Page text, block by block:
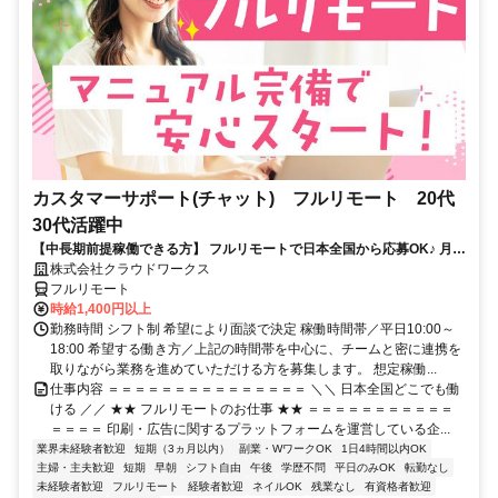
カスタマーサポート(チャット) フルリモート 20代
30代活躍中
【中長期前提稼働できる方】 フルリモートで日本全国から応募OK♪ 月稼
働120時間で安定収入！
株式会社クラウドワークス
フルリモート
時給1,400円以上
勤務時間 シフト制 希望により面談で決定 稼働時間帯／平日10:00～
18:00 希望する働き方／上記の時間帯を中心に、チームと密に連携を
取りながら業務を進めていただける方を募集します。 想定稼働...
仕事内容 ＝＝＝＝＝＝＝＝＝＝＝＝＝＝＝ ＼＼ 日本全国どこでも働
ける ／／ ★★ フルリモートのお仕事 ★★ ＝＝＝＝＝＝＝＝＝＝＝
＝＝＝＝ 印刷・広告に関するプラットフォームを運営している企...
業界未経験者歓迎 短期（3ヵ月以内） 副業・WワークOK
1日4時間以内OK
主婦・主夫歓迎
短期 早朝 シフト自由 午後 学歴不問 平日のみOK
転勤なし
未経験者歓迎
フルリモート 経験者歓迎 ネイルOK 残業なし
有資格者歓迎